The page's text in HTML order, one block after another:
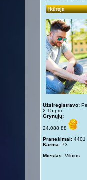
Užsiregistravo:
2:15 pm
Grynųjų:
24,088.88
Pranešimai: 4401
Karma: 73
Miestas: Vilnius